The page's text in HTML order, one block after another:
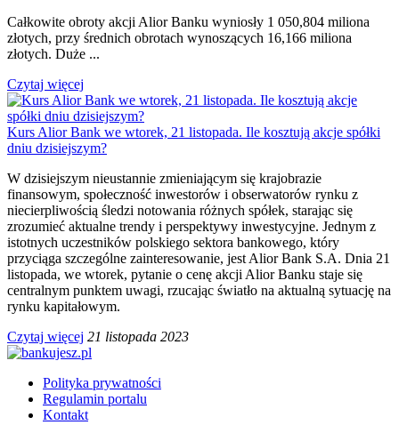
Całkowite obroty akcji Alior Banku wyniosły 1 050,804 miliona
złotych, przy średnich obrotach wynoszących 16,166 miliona
złotych. Duże ...
Czytaj więcej
Kurs Alior Bank we wtorek, 21 listopada. Ile kosztują akcje spółki
dniu dzisiejszym?
W dzisiejszym nieustannie zmieniającym się krajobrazie
finansowym, społeczność inwestorów i obserwatorów rynku z
niecierpliwością śledzi notowania różnych spółek, starając się
zrozumieć aktualne trendy i perspektywy inwestycyjne. Jednym z
istotnych uczestników polskiego sektora bankowego, który
przyciąga szczególne zainteresowanie, jest Alior Bank S.A. Dnia 21
listopada, we wtorek, pytanie o cenę akcji Alior Banku staje się
centralnym punktem uwagi, rzucając światło na aktualną sytuację na
rynku kapitałowym.
Czytaj więcej 21 listopada 2023
Polityka prywatności
Regulamin portalu
Kontakt